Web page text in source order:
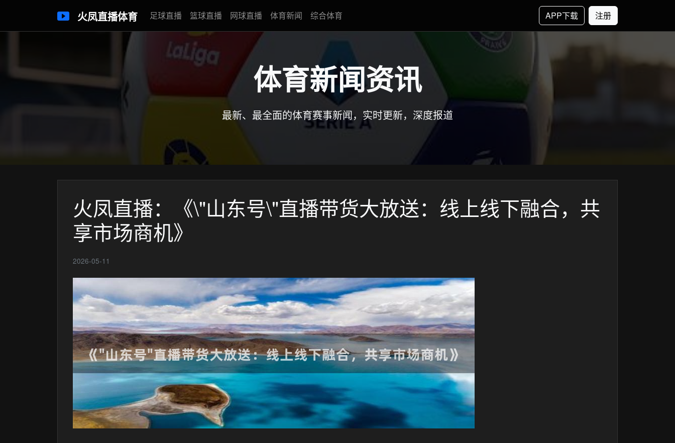
火凤直播体育 足球直播 篮球直播 网球直播 体育新闻 综合体育 APP下载 注册
体育新闻资讯
最新、最全面的体育赛事新闻，实时更新，深度报道
火凤直播：《\"山东号\"直播带货大放送：线上线下融合，共
享市场商机》
2026-05-11